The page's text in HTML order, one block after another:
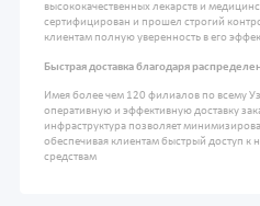
высококачественных лекарств и
сертифицирован и прошел строгий
клиентам полную уверенность в его
Быстрая доставка благодаря
Имея более чем 120 филиалов по всему
оперативную и эффективную доставку
инфраструктура позволяет
обеспечивая клиентам быстрый доступ
средствам